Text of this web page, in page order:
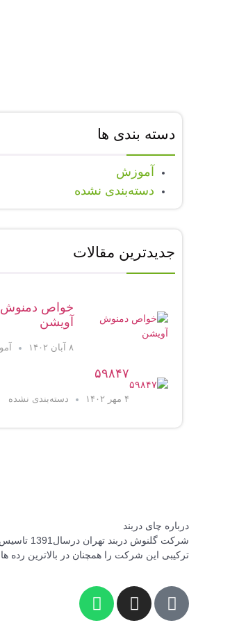
دسته بندی ها
آموزش
دسته‌بندی نشده
جدیدترین مقالات
خواص دمنوش
آویشن
۸ آبان ۱۴۰۲
۵۹۸۴۷
۴ مهر ۱۴۰۲ دسته‌بندی نشده
درباره چای دربند
ترکیبی این شرکت را همچنان در بالاترین